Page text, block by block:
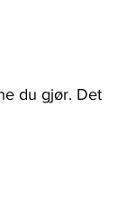
du gjør. Det